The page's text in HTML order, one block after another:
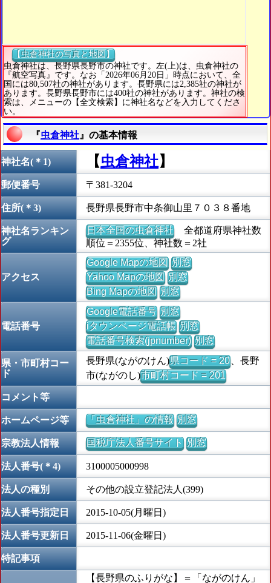
【虫倉神社の写真と地図】
虫倉神社は、長野県長野市の神社です。左(上)は、虫倉神社の
『航空写真』です。なお「2026年06月20日」時点において、全
国には80,507社の神社があります。長野県には2,385社の神社が
あります。長野県長野市には400社の神社があります。神社の検
索は、メニューの【全文検索】に神社名などを入力してくださ
い。
『虫倉神社 』の基本情報
神社名(＊1) 【虫倉神社】
郵便番号 〒381-3204
住所(＊3) 長野県長野市中条御山里７０３８番地
神社名ランキン
グ
日本全国の虫倉神社全都道府県神社数
順位＝2355位、神社数＝2社
アクセス
Google Mapの地図 別窓
Yahoo Mapの地図 別窓
Bing Mapの地図 別窓
電話番号
Google電話番号 別窓
iタウンページ電話帳 別窓
電話番号検索(jpnumber) 別窓
県・市町村コー
ド
長野県(ながのけん)県コード = 20、長野
市(ながのし)市町村コード = 201
コメント等
ホームページ等 「虫倉神社」の情報 別窓
宗教法人情報 国税庁法人番号サイト 別窓
法人番号(＊4) 3100005000998
法人の種別 その他の設立登記法人(399)
法人番号指定日 2015-10-05(月曜日)
法人番号更新日 2015-11-06(金曜日)
特記事項
【長野県のふりがな】＝「ながのけん」